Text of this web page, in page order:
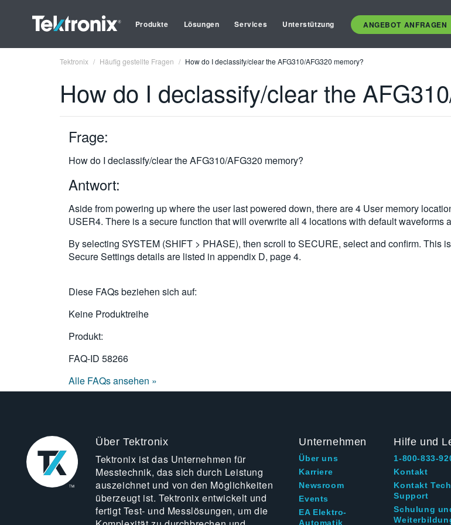
Produkte Lösungen Services Unterstützung ANGEBOT ANFRAGEN
Tektronix Häufig gestellte Fragen How do I declassify/clear the AFG310/AFG320 memory?
How do I declassify/clear the
Frage:
How do I declassify/clear the AFG310/AFG320 memory?
Antwort:
Aside from powering up where the user last powered down, there are 4 User memory
USER4. There is a secure function that will overwrite all 4 locations with default waveforms
By selecting SYSTEM (SHIFT > PHASE), then scroll to SECURE, select and confirm. This
Secure Settings details are listed in appendix D, page 4.
Diese FAQs beziehen sich auf:
Keine Produktreihe
Produkt:
FAQ-ID 58266
Alle FAQs ansehen »
Über Tektronix
Tektronix ist das Unternehmen für
Messtechnik, das sich durch Leistung
auszeichnet und von den Möglichkeiten
überzeugt ist. Tektronix entwickelt und
fertigt Test- und Messlösungen, um die
Unternehmen
Über uns
Karriere
Newsroom
Events
EA Elektro-
Automatik
Hilfe und
1-800-833-
Kontakt
Kontakt
Support
Schulung